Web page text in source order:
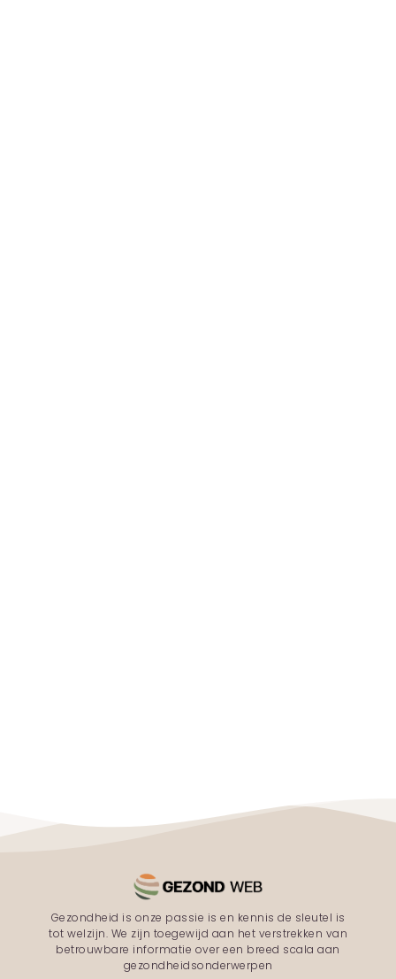
Gezondheid is onze passie is en kennis de sleutel is
tot welzijn. We zijn toegewijd aan het verstrekken van
betrouwbare informatie over een breed scala aan
gezondheidsonderwerpen